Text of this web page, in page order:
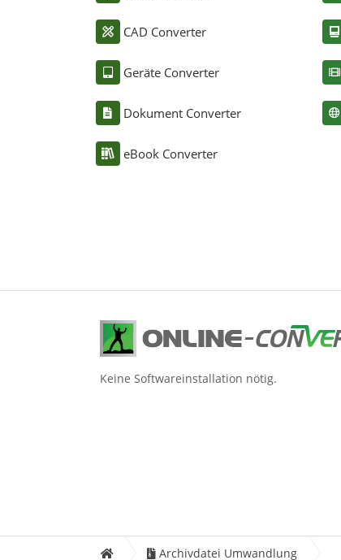
CAD Converter
Geräte Converter
Dokument Converter
eBook Converter
Keine Softwareinstallation nötig.
Archivdatei Umwandlung